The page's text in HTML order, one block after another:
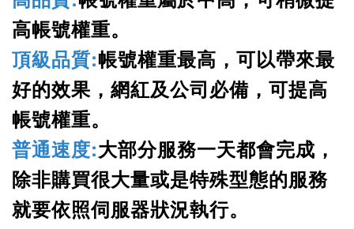
高帳號權重。
頂級品質:帳號權重最高，可以帶來最
好的效果，網紅及公司必備，可提高
帳號權重。
普通速度:大部分服務一天都會完成，
除非購買很大量或是特殊型態的服務
就要依照伺服器狀況執行。